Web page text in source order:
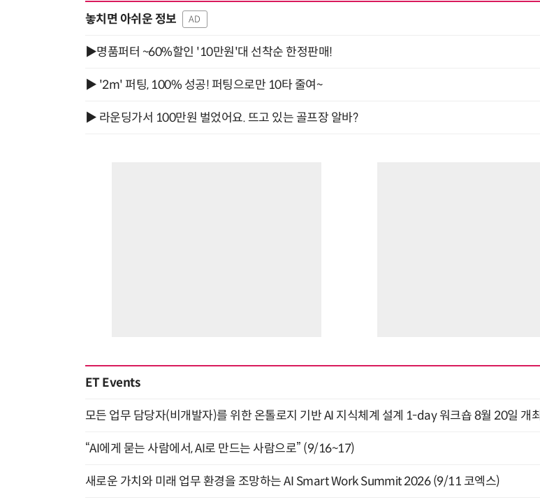
놓치면 아쉬운 정보 AD
▶명품퍼터 ~60%할인 '10만원'대 선착순 한정판매!
▶ '2m' 퍼팅, 100% 성공! 퍼팅으로만 10타 줄여~
▶ 라운딩가서 100만원 벌었어요. 뜨고 있는 골프장 알바?
ET Events
모든 업무 담당자(비개발자)를 위한 온톨로지 기반 AI 지식체계 설계 1-day 워크숍 8월 20일 개최
“AI에게 묻는 사람에서, AI로 만드는 사람으로” (9/16~17)
새로운 가치와 미래 업무 환경을 조망하는 AI Smart Work Summit 2026 (9/11 코엑스)